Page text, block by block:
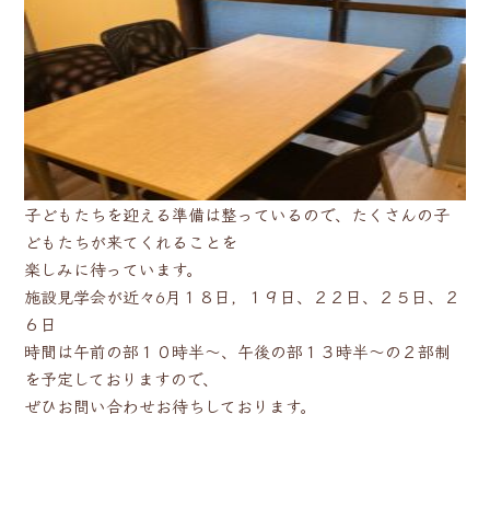
子どもたちを迎える準備は整っているので、たくさんの子
どもたちが来てくれることを
楽しみに待っています。
施設見学会が近々6月１８日，１９日、２２日、２５日、２
６日
時間は午前の部１０時半～、午後の部１３時半～の２部制
を予定しておりますので、
ぜひお問い合わせお待ちしております。